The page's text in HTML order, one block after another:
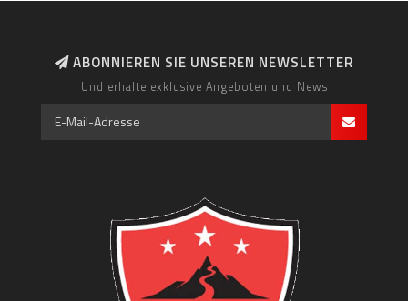
ABONNIEREN SIE UNSEREN NEWSLETTER
Und erhalte exklusive Angeboten und News